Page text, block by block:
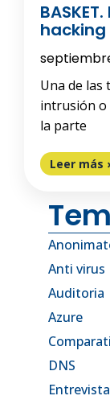
Una de las
intrusión o
la parte
Leer más
Anti virus
Auditoria
Azure
DNS
Entrevista